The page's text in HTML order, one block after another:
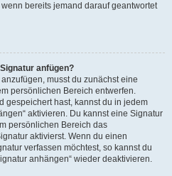
bereits jemand darauf geantwortet
anfügen?
musst du zunächst eine
persönlichen Bereich entwerfen.
gespeichert hast, kannst du in jedem
aktivieren. Du kannst eine Signatur
persönlichen Bereich das
aktivierst. Wenn du einen
verfassen möchtest, so kannst du
anhängen“ wieder deaktivieren.